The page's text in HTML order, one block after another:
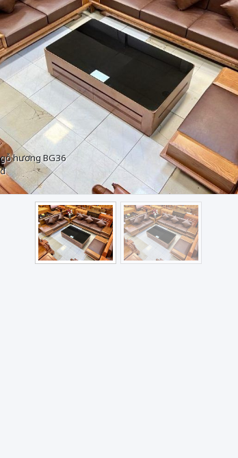
hương BG36